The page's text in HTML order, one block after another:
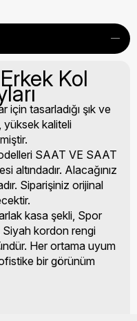
Kol
için tasarladığı şık ve
yüksek kaliteli
SAAT VE SAAT
altındadır. Alacağınız
Siparişiniz orijinal
kasa şekli, Spor
kordon rengi
Her ortama uyum
bir görünüm